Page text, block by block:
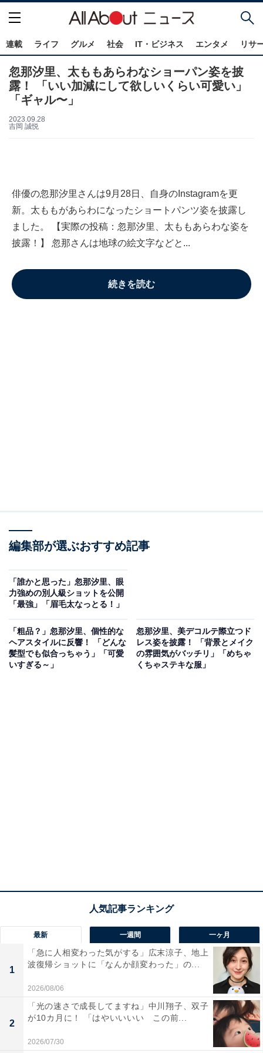
連載 ライフ グルメ 社会 IT・ビジネス エンタメ リサ
忽那汐里、太ももあらわなショーパン姿を披
露！ 「いい加減にして欲しいくらい可愛い」
「ギャル〜」
2023.09.28
吉岡 誠悦
俳優の忽那汐里さんは9月28日、自身のInstagramを更
新。太ももがあらわになったショートパンツ姿を披露し
ました。 【実際の投稿：忽那汐里、太ももあらわな姿を
披露！】 忽那さんは地球の絵文字などと...
続きを読む
編集部が選ぶおすすめ記事
「誰かと思った」忽那汐里、眼
力強めの別人級ショットを公開
「最強」「眉毛太なっとる！」
「粗品？」忽那汐里、個性的な
ヘアスタイルに反響！ 「どんな
髪型でも似合っちゃう」「可愛
いすぎる～」
忽那汐里、美デコルテ際立つド
レス姿を披露！ 「背景とメイク
の雰囲気がバッチリ」「めちゃ
くちゃステキな服」
最新 一週間 一ヶ月
1
「急に人相変わった気がする」広末涼子、地上
波復帰ショットに「なんか顔変わった」の...
2026/08/06
2
「光の速さで成長してますね」中川翔子、双子
が10カ月に！ 「はやいいいい この前...
2026/07/30